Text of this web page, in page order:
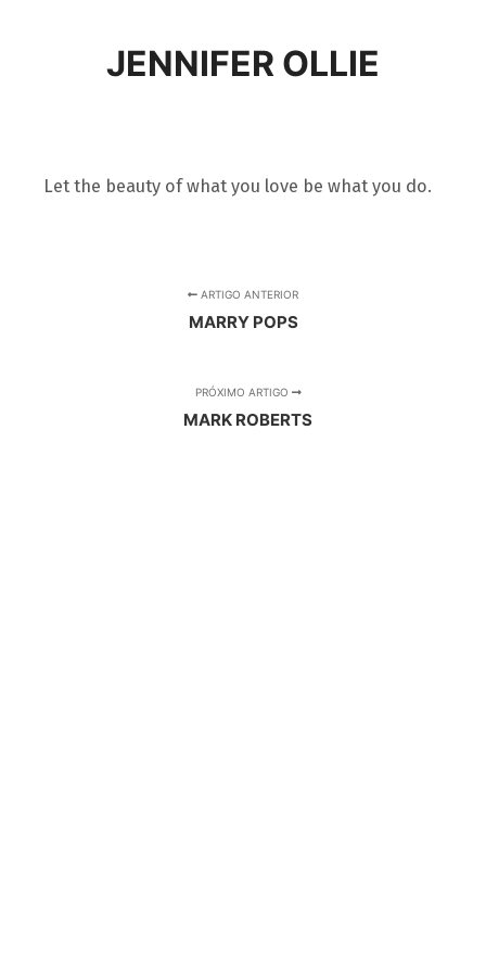
JENNIFER OLLIE
Let the beauty of what you love be what you do.
ARTIGO ANTERIOR
MARRY POPS
PRÓXIMO ARTIGO
MARK ROBERTS